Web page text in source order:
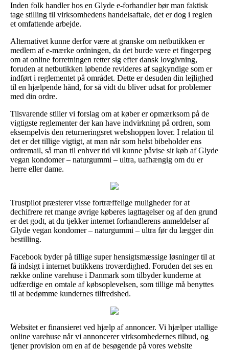
Inden folk handler hos en Glyde e-forhandler bør man faktisk
tage stilling til virksomhedens handelsaftale, det er dog i reglen
et omfattende arbejde.
Alternativet kunne derfor være at granske om netbutikken er
medlem af e-mærke ordningen, da det burde være et fingerpeg
om at online forretningen retter sig efter dansk lovgivning,
foruden at netbutikken løbende revideres af sagkyndige som er
indført i reglementet på området. Dette er desuden din lejlighed
til en hjælpende hånd, for så vidt du bliver udsat for problemer
med din ordre.
Tilsvarende stiller vi forslag om at køber er opmærksom på de
vigtigste reglementer der kan have indvirkning på ordren, som
eksempelvis den returneringsret webshoppen lover. I relation til
det er det tillige vigtigt, at man når som helst bibeholder ens
ordremail, så man til enhver tid vil kunne påvise sit køb af Glyde
vegan kondomer – naturgummi – ultra, uafhængig om du er
herre eller dame.
Trustpilot præsterer visse fortræffelige muligheder for at
dechifrere ret mange øvrige køberes iagttagelser og af den grund
er det godt, at du tjekker internet forhandlerens anmeldelser af
Glyde vegan kondomer – naturgummi – ultra før du lægger din
bestilling.
Facebook byder på tillige super hensigtsmæssige løsninger til at
få indsigt i internet butikkens troværdighed. Foruden det ses en
række online varehuse i Danmark som tilbyder kunderne at
udfærdige en omtale af købsoplevelsen, som tillige må benyttes
til at bedømme kundernes tilfredshed.
Websitet er finansieret ved hjælp af annoncer. Vi hjælper utallige
online varehuse når vi annoncerer virksomhedernes tilbud, og
tjener provision om en af de besøgende på vores website